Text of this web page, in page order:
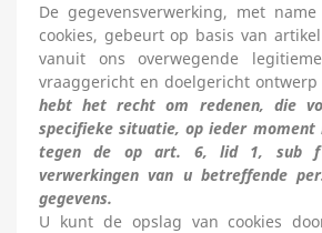
De gegevensverwerking, met
cookies, gebeurt op basis van
vanuit ons overwegende
vraaggericht en doelgericht ontwerp
hebt het recht om redenen, die
specifieke situatie, op ieder moment
tegen de op art. 6, lid 1, sub f
verwerkingen van u betreffende
gegevens.
U kunt de opslag van cookies